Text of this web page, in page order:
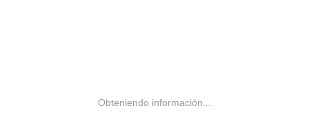
Obteniendo información...